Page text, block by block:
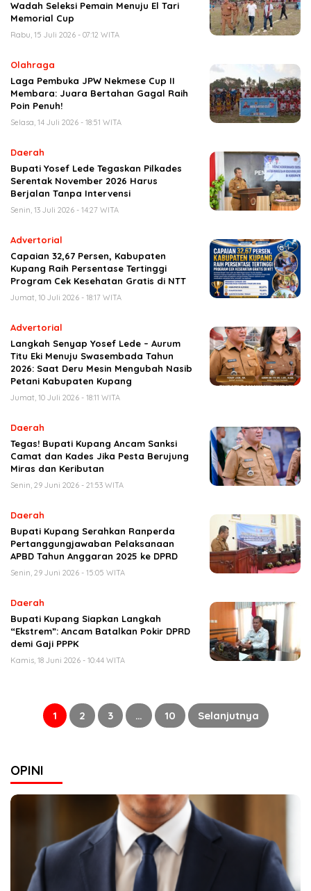
Wadah Seleksi Pemain Menuju El Tari
Memorial Cup
Rabu, 15 Juli 2026 - 07:12 WITA
Olahraga
Laga Pembuka JPW Nekmese Cup II
Membara: Juara Bertahan Gagal Raih
Poin Penuh!
Selasa, 14 Juli 2026 - 18:51 WITA
Daerah
Bupati Yosef Lede Tegaskan Pilkades
Serentak November 2026 Harus
Berjalan Tanpa Intervensi
Senin, 13 Juli 2026 - 14:27 WITA
Advertorial
Capaian 32,67 Persen, Kabupaten
Kupang Raih Persentase Tertinggi
Program Cek Kesehatan Gratis di NTT
Jumat, 10 Juli 2026 - 18:17 WITA
Advertorial
Langkah Senyap Yosef Lede – Aurum
Titu Eki Menuju Swasembada Tahun
2026: Saat Deru Mesin Mengubah Nasib
Petani Kabupaten Kupang
Jumat, 10 Juli 2026 - 18:11 WITA
Daerah
Tegas! Bupati Kupang Ancam Sanksi
Camat dan Kades Jika Pesta Berujung
Miras dan Keributan
Senin, 29 Juni 2026 - 21:53 WITA
Daerah
Bupati Kupang Serahkan Ranperda
Pertanggungjawaban Pelaksanaan
APBD Tahun Anggaran 2025 ke DPRD
Senin, 29 Juni 2026 - 15:05 WITA
Daerah
Bupati Kupang Siapkan Langkah
“Ekstrem”: Ancam Batalkan Pokir DPRD
demi Gaji PPPK
Kamis, 18 Juni 2026 - 10:44 WITA
Paginasi
pos1 2 3 … 10 Selanjutnya
OPINI